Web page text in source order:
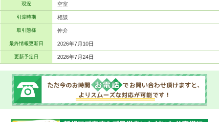
現況 空室
引渡時期 相談
取引態様 仲介
最終情報更新日 2026年7月10日
更新予定日 2026年7月24日